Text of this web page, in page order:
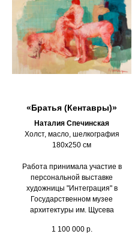
«Братья (Кентавры)»
Наталия Спечинская
Холст, масло, шелкография
180х250 см
Работа принимала участие в
персональной выставке
художницы "Интеграция" в
Государственном музее
архитектуры им. Щусева
1 100 000 р.